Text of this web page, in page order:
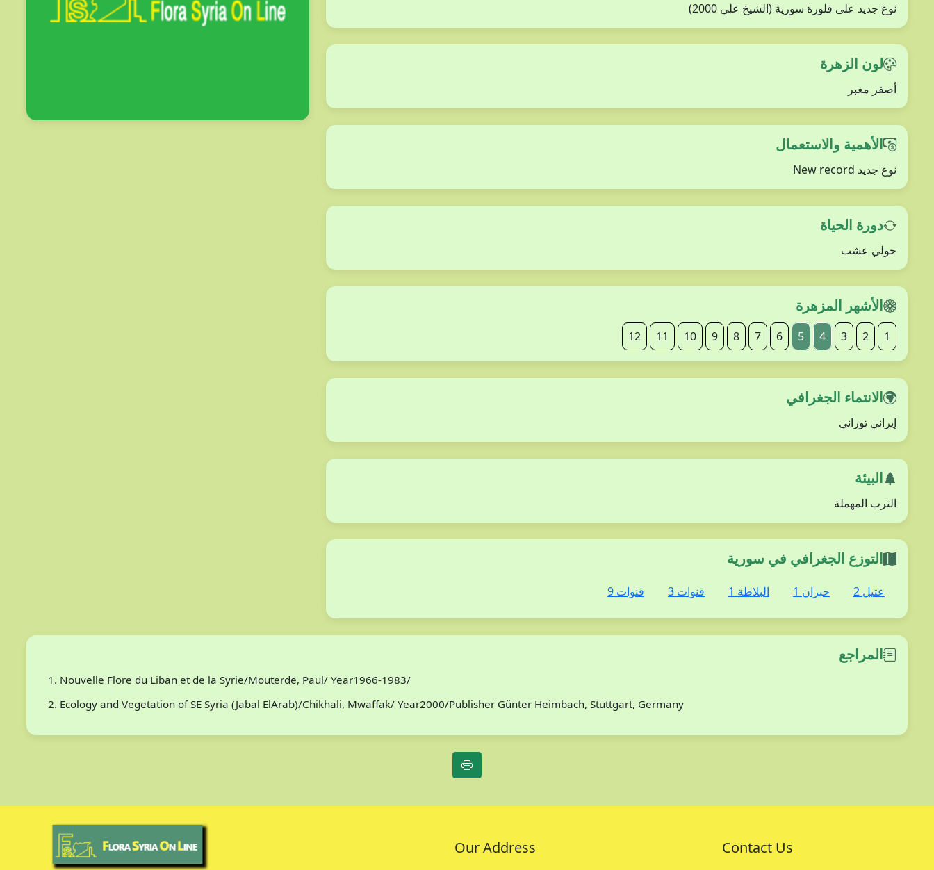
نوع جديد على فلورة سورية (الشيخ علي 2000)
لون الزهرة
أصفر مغبر
الأهمية والاستعمال
نوع جديد New record
دورة الحياة
حولي عشب
الأشهر المزهرة
1
2
3
4
5
6
7
8
9
10
11
12
الانتماء الجغرافي
إيراني توراني
البيئة
الترب المهملة
التوزع الجغرافي في سورية
عتيل 2 حبران 1 البلاطة 1 قنوات 3 قنوات 9
المراجع
Nouvelle Flore du Liban et de la Syrie/Mouterde, Paul/ Year1966-1983/
Ecology and Vegetation of SE Syria (Jabal ElArab)/Chikhali, Mwaffak/ Year2000/Publisher Günter Heimbach, Stuttgart, Germany
Our Address Contact Us